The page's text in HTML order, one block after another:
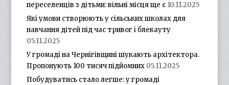
переселенців з дітьми: вільні місця ще є 10.11.2025
Які умови створюють у сільських школах для
навчання дітей під час тривог і блекауту
05.11.2025
У громаді на Чернігівщині шукають архітектора.
Пропонують 100 тисяч підйомних 05.11.2025
Побудуватись стало легше: у громаді